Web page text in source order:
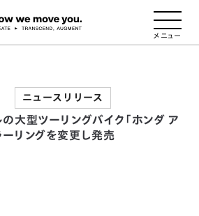
of Dreams
ニュースリリース
の大型ツーリングバイク「ホンダ ア
ーリングを変更し発売